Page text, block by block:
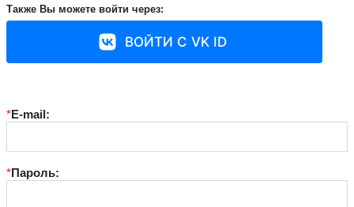
Также Вы можете войти через:
ВОЙТИ С VK ID
*E-mail:
*Пароль: